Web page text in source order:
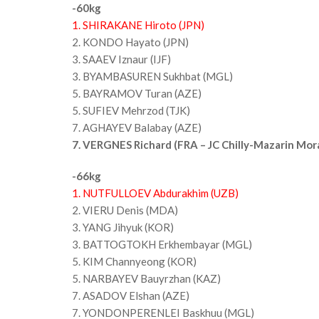
-60kg
1. SHIRAKANE Hiroto (JPN)
2. KONDO Hayato (JPN)
3. SAAEV Iznaur (IJF)
3. BYAMBASUREN Sukhbat (MGL)
5. BAYRAMOV Turan (AZE)
5. SUFIEV Mehrzod (TJK)
7. AGHAYEV Balabay (AZE)
7. VERGNES Richard (FRA – JC Chilly-Mazarin
-66kg
1. NUTFULLOEV Abdurakhim (UZB)
2. VIERU Denis (MDA)
3. YANG Jihyuk (KOR)
3. BATTOGTOKH Erkhembayar (MGL)
5. KIM Channyeong (KOR)
5. NARBAYEV Bauyrzhan (KAZ)
7. ASADOV Elshan (AZE)
7. YONDONPERENLEI Baskhuu (MGL)